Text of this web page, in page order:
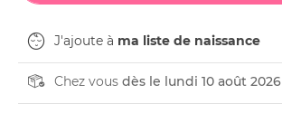
J'ajoute à ma liste de naissance
Chez vous dès le lundi 10 août 2026